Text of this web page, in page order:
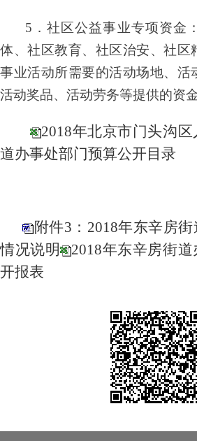
5．社区公益事业专项资金
体、社区教育、社区治安、社区
事业活动所需要的活动场地、活
活动奖品、活动劳务等提供的资金
2018年北京市门头沟
道办事处部门预算公开目录
附件3：2018年东辛房
情况说明
2018年东辛房街
开报表